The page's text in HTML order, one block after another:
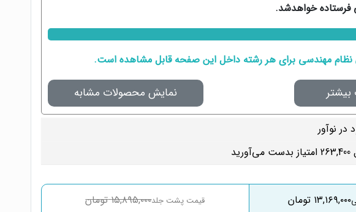
فرستاده خواهدشد.
نظام مهندسی برای هر رشته داخلاین صفحه قابل مشاهده است.
نمایش محصولات مشابه
در نوآور
۱۵,۸۹۵,۰۰۰ تومان ۱۳,۱۶۹,۰۰۰ تومان